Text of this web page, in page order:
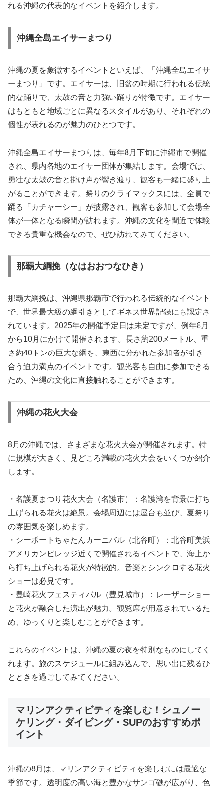
れる沖縄の代表的なイベントを紹介します。
沖縄全島エイサーまつり
沖縄の夏を象徴するイベントといえば、「沖縄全島エイサ
ーまつり」です。エイサーは、旧盆の時期に行われる伝統
的な踊りで、太鼓の音と力強い踊りが特徴です。エイサー
はもともと地域ごとに異なるスタイルがあり、それぞれの
個性が表れるのが魅力のひとつです。
沖縄全島エイサーまつりは、毎年8月下旬に沖縄市で開催
され、県内各地のエイサー団体が集結します。会場では、
勇壮な太鼓の音と掛け声が響き渡り、観客も一緒に盛り上
がることができます。祭りのクライマックスには、全員で
踊る「カチャーシー」が披露され、観客も参加して会場全
体が一体となる瞬間が訪れます。沖縄の文化を間近で体験
できる貴重な機会なので、ぜひ訪れてみてください。
那覇大綱挽（なはおおつなひき）
那覇大綱挽は、沖縄県那覇市で行われる伝統的なイベント
で、世界最大級の綱引きとしてギネス世界記録にも認定さ
れています。2025年の開催予定日は未定ですが、例年8月
から10月にかけて開催されます。長さ約200メートル、重
さ約40トンの巨大な綱を、東西に分かれた参加者が引き
合う迫力満点のイベントです。観光客も自由に参加できる
ため、沖縄の文化に直接触れることができます。
沖縄の花火大会
8月の沖縄では、さまざまな花火大会が開催されます。特
に規模が大きく、見どころ満載の花火大会をいくつか紹介
します。
・名護夏まつり花火大会（名護市）：名護湾を背景に打ち
上げられる花火は絶景。会場周辺には屋台も並び、夏祭り
の雰囲気を楽しめます。
・シーポートちゃたんカーニバル（北谷町）：北谷町美浜
アメリカンビレッジ近くで開催されるイベントで、海上か
ら打ち上げられる花火が特徴的。音楽とシンクロする花火
ショーは必見です。
・豊崎花火フェスティバル（豊見城市）：レーザーショー
と花火が融合した演出が魅力。観覧席が用意されているた
め、ゆっくりと楽しむことができます。
これらのイベントは、沖縄の夏の夜を特別なものにしてく
れます。旅のスケジュールに組み込んで、思い出に残るひ
とときを過ごしてみてください。
マリンアクティビティを楽しむ！シュノー
ケリング・ダイビング・SUPのおすすめポ
イント
沖縄の8月は、マリンアクティビティを楽しむには最適な
季節です。透明度の高い海と豊かなサンゴ礁が広がり、色